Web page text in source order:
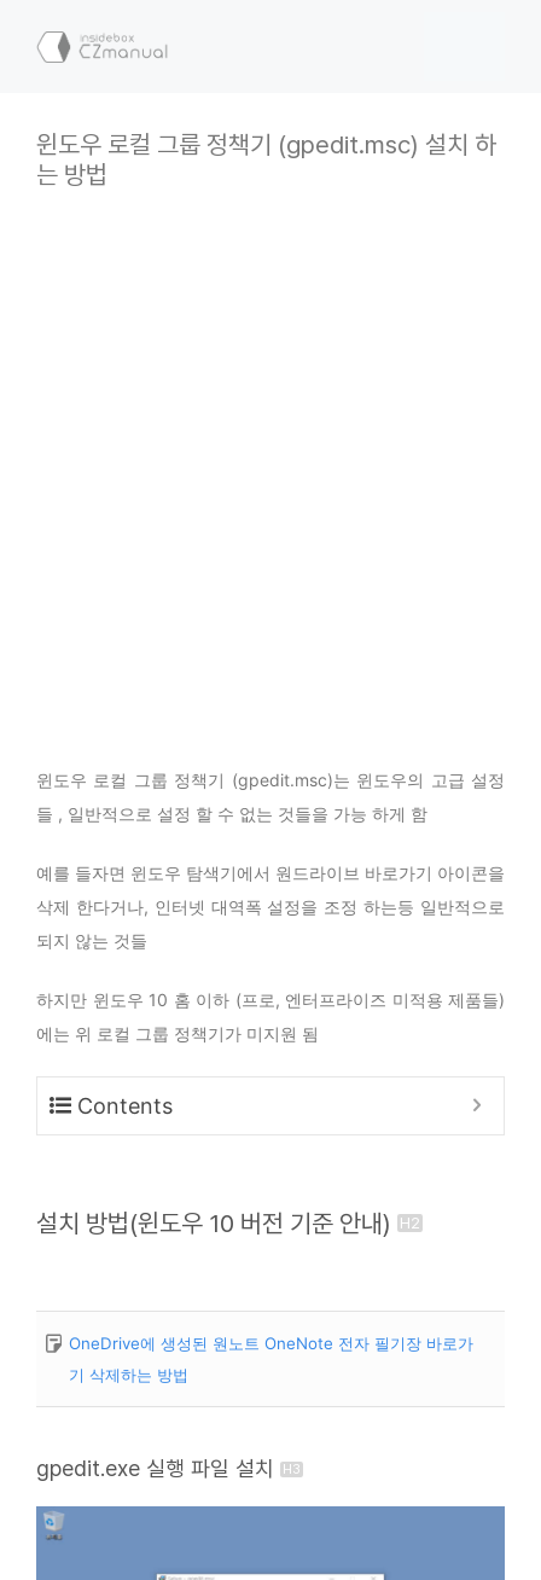
윈도우 로컬 그룹 정책기 (gpedit.msc) 설치 하
는 방법
윈도우 로컬 그룹 정책기 (gpedit.msc)는 윈도우의 고급 설정
들 , 일반적으로 설정 할 수 없는 것들을 가능 하게 함
예를 들자면 윈도우 탐색기에서 원드라이브 바로가기 아이콘을
삭제 한다거나, 인터넷 대역폭 설정을 조정 하는등 일반적으로
되지 않는 것들
하지만 윈도우 10 홈 이하 (프로, 엔터프라이즈 미적용 제품들)
에는 위 로컬 그룹 정책기가 미지원 됨
Contents
설치 방법(윈도우 10 버전 기준 안내)
OneDrive에 생성된 원노트 OneNote 전자 필기장 바로가
기 삭제하는 방법
gpedit.exe 실행 파일 설치